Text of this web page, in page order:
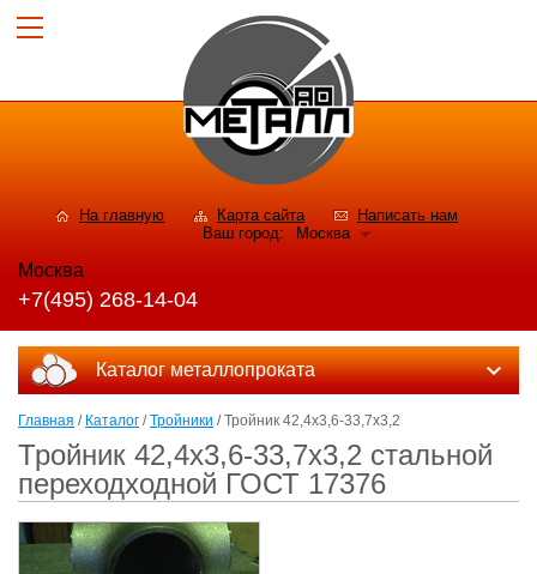
На главную Карта сайта
Написать нам
Ваш город:
Москва
Москва
+7(495) 268-14-04
Каталог металлопроката
Главная / Каталог /Тройники / Тройник 42,4x3,6-33,7x3,2
Тройник 42,4x3,6-33,7x3,2 стальной
переходходной ГОСТ 17376